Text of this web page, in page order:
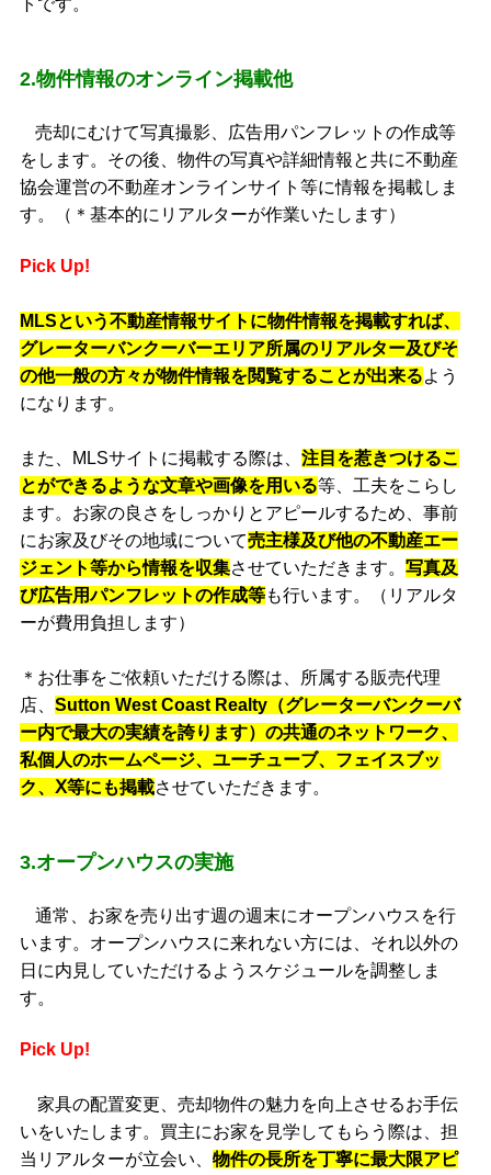
2.物件情報のオンライン掲載他
売却にむけて写真撮影、広告用パンフレットの作成等
をします。その後、物件の写真や詳細情報と共に不動産
協会運営の不動産オンラインサイト等に情報を掲載しま
す。（＊基本的にリアルターが作業いたします）
Pick Up!
MLSという不動産情報サイト に物件情報を掲載すれば、
グレーターバンクーバーエリア所属のリアルター及びそ
の他一般の方々が物件情報を閲覧することが出来るよう
になります。
また、MLSサイトに掲載する際は、 注目を惹きつけるこ
とができるような文章や画像を用いる等、工夫をこらし
ます。お家の良さをしっかりとアピールするため、事前
にお家及びその地域について売主様及び他の不動産エー
ジェント等から情報を収集させていただきます。 写真及
び広告用パンフレットの作成等も行います。（リアルタ
ーが費用負担します）
＊お仕事をご依頼いただける際は、所属する販売代理
店、 Sutton West Coast Realty（グレーターバンクーバ
ー内で最大の実績を誇ります）の共通のネットワーク、
私個人のホームページ、ユーチューブ、フェイスブッ
ク、Ⅹ等にも掲載させていただきます。
3.オープンハウスの実施
通常、お家を売り出す週の週末にオープンハウスを行
います。オープンハウスに来れない方には、それ以外の
日に内見していただけるようスケジュールを調整しま
す。
Pick Up!
家具の配置変更、売却物件の魅力を向上させるお手伝
いをいたします。買主にお家を見学してもらう際は、担
当リアルターが立会い、 物件の長所を丁寧に最大限アピ